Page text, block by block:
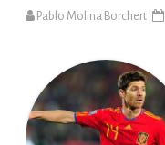
Pablo Molina Borchert